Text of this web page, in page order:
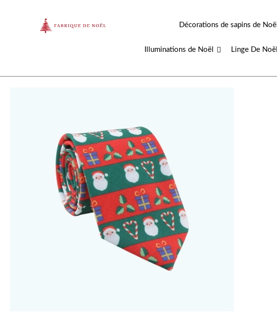
Décorations de sapins de Noël
Illuminations de Noël Linge De Noël